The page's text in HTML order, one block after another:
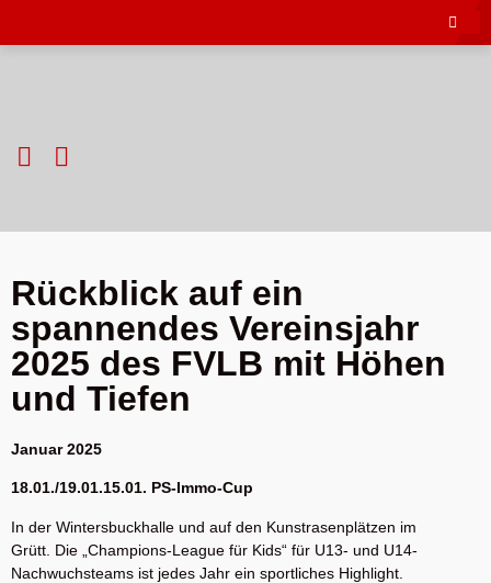
Rückblick auf ein
spannendes Vereinsjahr
2025 des FVLB mit Höhen
und Tiefen
Januar 2025
18.01./19.01.15.01. PS-Immo-Cup
In der Wintersbuckhalle und auf den Kunstrasenplätzen im
Grütt. Die „Champions-League für Kids“ für U13- und U14-
Nachwuchsteams ist jedes Jahr ein sportliches Highlight.